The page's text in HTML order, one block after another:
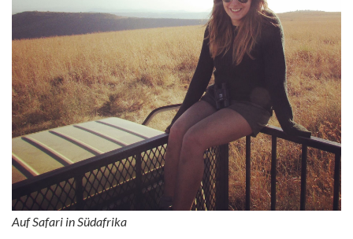
Auf Safari in Südafrika